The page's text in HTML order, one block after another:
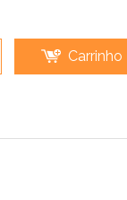
Carrinho